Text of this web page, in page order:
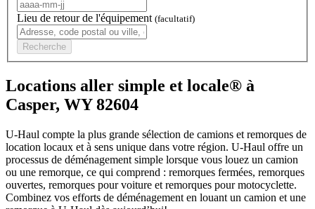
Lieu de retour de l'équipement (facultatif)
Recherche
Locations aller simple et locale® à
Casper, WY 82604
U-Haul compte la plus grande sélection de camions et remorques de
location locaux et à sens unique dans votre région. U-Haul offre un
processus de déménagement simple lorsque vous louez un camion
ou une remorque, ce qui comprend : remorques fermées, remorques
ouvertes, remorques pour voiture et remorques pour motocyclette.
Combinez vos efforts de déménagement en louant un camion et une